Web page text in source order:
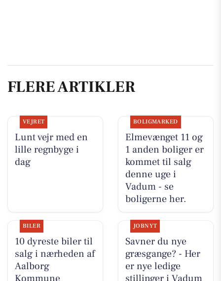
FLERE ARTIKLER
VEJRET
Lunt vejr med en
lille regnbyge i
dag
BOLIGMARKED
Elmevænget 11 og
1 anden boliger er
kommet til salg
denne uge i
Vadum - se
boligerne her.
BILER
10 dyreste biler til
salg i nærheden af
Aalborg
Kommune
JOBNYT
Savner du nye
græsgange? - Her
er nye ledige
stillinger i Vadum